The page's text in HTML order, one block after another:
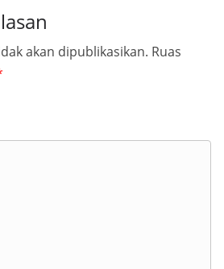
akan dipublikasikan. Ruas